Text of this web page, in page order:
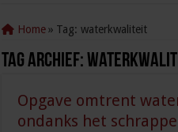
Home » Tag:waterkwaliteit
Tag Archief:
Opgave omtrent
ondanks het